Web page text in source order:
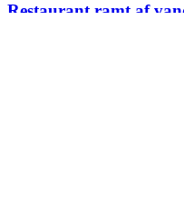
Restaurant ramt af